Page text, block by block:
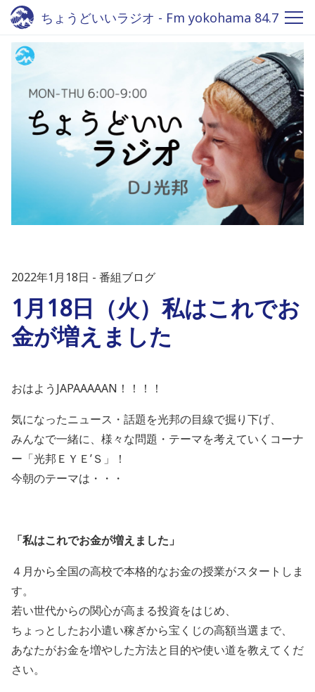
ちょうどいいラジオ - Fm yokohama 84.7
2022年1月18日 番組ブログ
1月18日（火）私はこれでお
金が増えました
おはようJAPAAAAAN！！！！
気になったニュース・話題を光邦の目線で掘り下げ、
みんなで一緒に、様々な問題・テーマを考えていくコーナ
ー「光邦ＥＹＥ’Ｓ」！
今朝のテーマは・・・
「私はこれでお金が増えました」
４月から全国の高校で本格的なお金の授業がスタートしま
す。
若い世代からの関心が高まる投資をはじめ、
ちょっとしたお小遣い稼ぎから宝くじの高額当選まで、
あなたがお金を増やした方法と目的や使い道を教えてくだ
さい。